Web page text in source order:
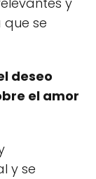
se
deseo
el amor
y se